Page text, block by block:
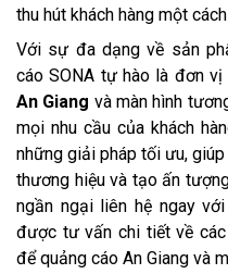
thu hút khách hàng một
Với sự đa dạng về sản
cáo SONA tự hào là đơn vị
An Giang và màn hình
mọi nhu cầu của khách
những giải pháp tối ưu,
thương hiệu và tạo ấn
ngần ngại liên hệ ngay
được tư vấn chi tiết về
để quảng cáo An Giang và